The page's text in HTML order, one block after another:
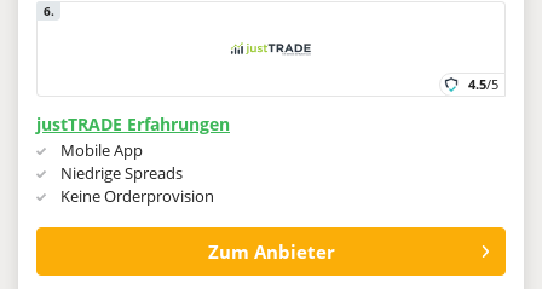
6.
4.5/5
justTRADE Erfahrungen
Mobile App
Niedrige Spreads
Keine Orderprovision
Zum Anbieter